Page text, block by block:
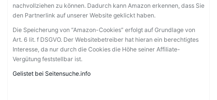
nachvollziehen zu können. Dadurch kann Amazon erkennen, dass Sie
den Partnerlink auf unserer Website geklickt haben.
Die Speicherung von “Amazon-Cookies” erfolgt auf Grundlage von
Art. 6 lit. f DSGVO. Der Websitebetreiber hat hieran ein berechtigtes
Interesse, da nur durch die Cookies die Höhe seiner Affiliate-
Vergütung feststellbar ist.
Gelistet bei Seitensuche.info